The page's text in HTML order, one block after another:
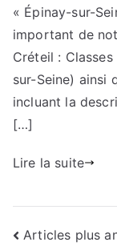
« Épinay-sur-
important de
Créteil :
sur-Seine) ainsi
incluant la
[…]
Lire la suite
Articles plus